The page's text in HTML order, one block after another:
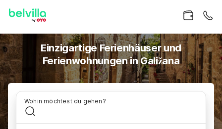
Einzigartige Ferienhäuser und
Ferienwohnungen in Galižana
Wohin möchtest du gehen?